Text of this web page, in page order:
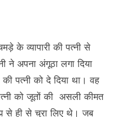
के व्यापारी की पत्नी से
ने अपना अंगूठा लगा दिया
पत्नी को दे दिया था। वह
को जूतों की असली कीमत
से ही से चुरा लिए थे। जब